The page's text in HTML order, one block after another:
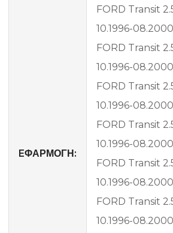
EΦΑΡΜΟΓΗ:
FORD Transit
10.1996-08.2000
FORD Transit
10.1996-08.2000
FORD Transit
10.1996-08.2000
FORD Transit
10.1996-08.2000
FORD Transit
10.1996-08.2000
FORD Transit
10.1996-08.2000